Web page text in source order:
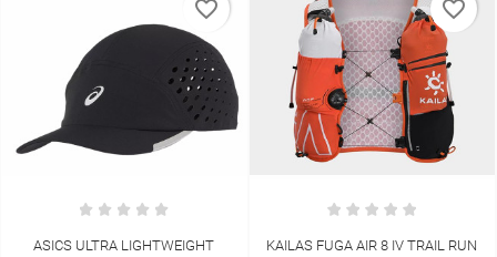
KAILAS FUGA AIR 8 IV TRAIL RUN
COMPRESSPORT HYBRID